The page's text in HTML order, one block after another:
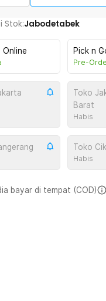
Stok:Jabodetabek
Online Pick n
Pre-
Toko
Barat
Habis
Toko
Habis
bayar di tempat (COD)